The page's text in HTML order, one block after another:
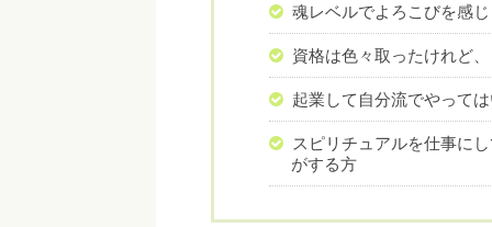
魂レベルでよろこびを感
資格は色々取ったけれど
起業して自分流でやって
スピリチュアルを仕事に
がする方